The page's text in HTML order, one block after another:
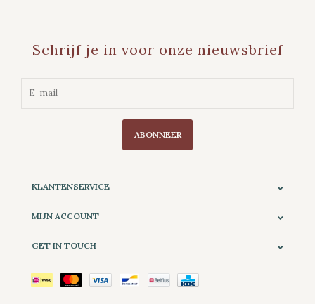
Schrijf je in voor onze nieuwsbrief
ABONNEER
KLANTENSERVICE
MIJN ACCOUNT
GET IN TOUCH